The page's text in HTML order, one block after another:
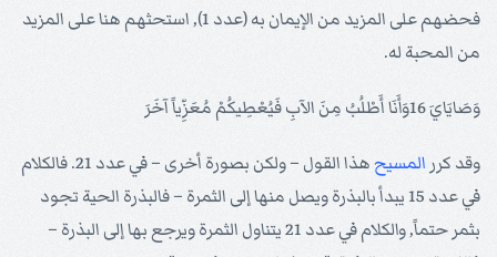
فحضهم على المزيد من الإيمان به (عدد 1), استحثهم هنا على المزيد
من المحبة له.
وَصَايَايَ 16وَأَنَا أَطْلُبُ مِنَ الآبِ فَيُعْطِيكُمْ مُعَزِّياً آخَرَ
وقد كرر المسيح
هذا القول – ولكن بصورة أخرى – في عدد 21. فالكلام
في عدد 15 يبدأ بالبذرة ويصل منها إلى الثمرة – فالبذرة الحية تجود
بثمر حتماً, والكلام في عدد 21 يتناول الثمرة ويرجع بها إلى البذرة –